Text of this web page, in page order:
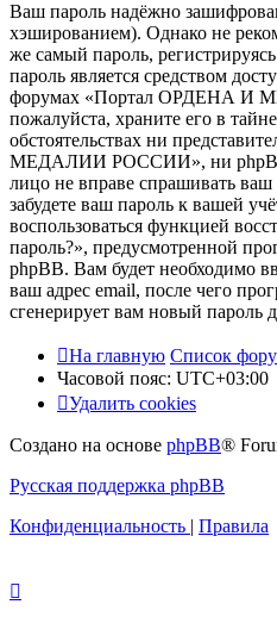
Ваш пароль надёжно
хэшированием). Однако не
же самый пароль,
пароль является средством
форумах «Портал ОРДЕНА
пожалуйста, храните его в
обстоятельствах ни
МЕДАЛИИ РОССИИ», ни phpBB
лицо не вправе спрашивать
забудете ваш пароль к вашей
воспользоваться функцией
пароль?», предусмотренной
phpBB. Вам будет необходимо
ваш адрес email, после чего
сгенерирует вам новый пароль
На главную Список
Часовой пояс: UTC+03:00
Удалить cookies
Создано на основе phpBB®
Русская поддержка phpBB
Конфиденциальность | Правила